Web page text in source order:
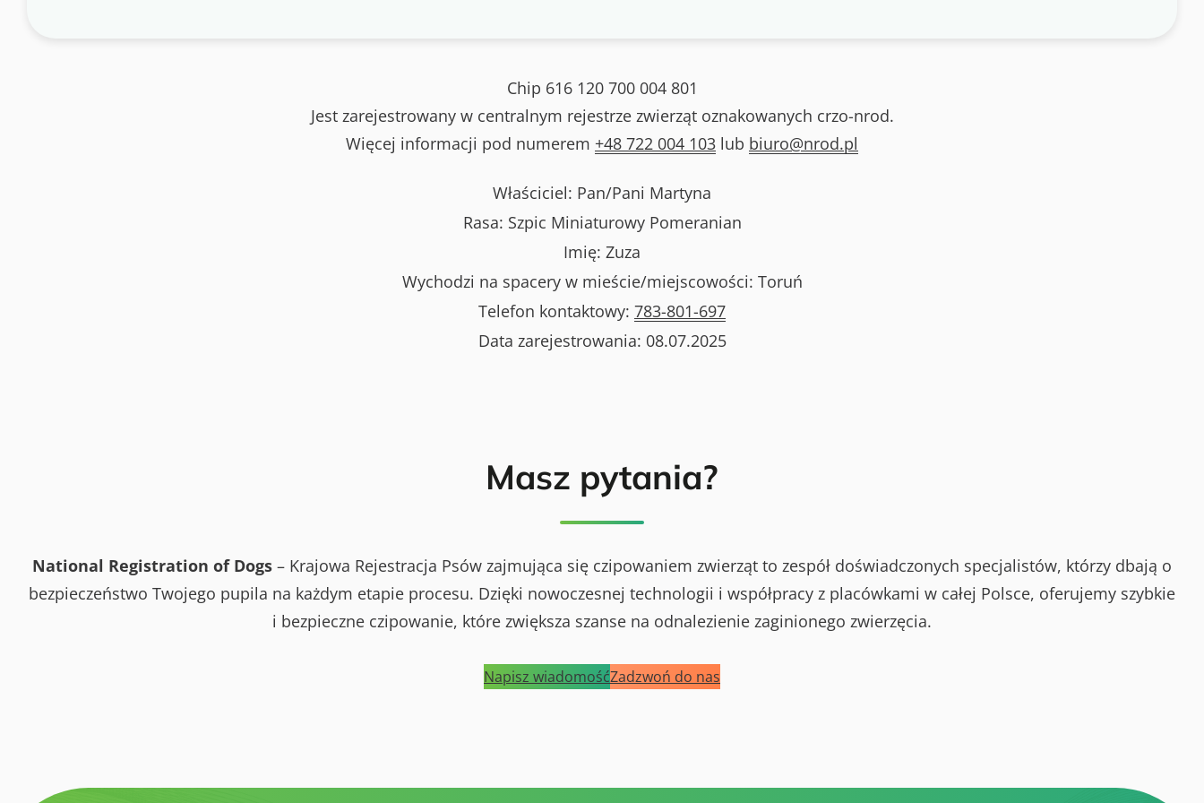
Chip 616 120 700 004 801
Jest zarejestrowany w centralnym rejestrze zwierząt oznakowanych crzo-nrod.
Więcej informacji pod numerem +48 722 004 103 lub biuro@nrod.pl
Właściciel: Pan/Pani Martyna
Rasa: Szpic Miniaturowy Pomeranian
Imię: Zuza
Wychodzi na spacery w mieście/miejscowości: Toruń
Telefon kontaktowy: 783-801-697
Data zarejestrowania: 08.07.2025
Masz pytania?
National Registration of Dogs – Krajowa Rejestracja Psów zajmująca się czipowaniem zwierząt to zespół doświadczonych specjalistów, którzy dbają o
bezpieczeństwo Twojego pupila na każdym etapie procesu. Dzięki nowoczesnej technologii i współpracy z placówkami w całej Polsce, oferujemy szybkie
i bezpieczne czipowanie, które zwiększa szanse na odnalezienie zaginionego zwierzęcia.
Napisz wiadomośćZadzwoń do nas